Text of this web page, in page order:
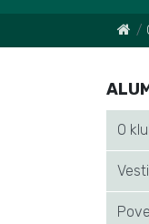
O
Vesti